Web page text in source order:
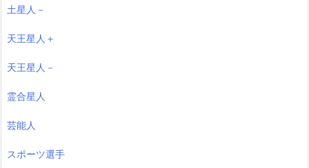
土星人－
天王星人＋
天王星人－
霊合星人
芸能人
スポーツ選手